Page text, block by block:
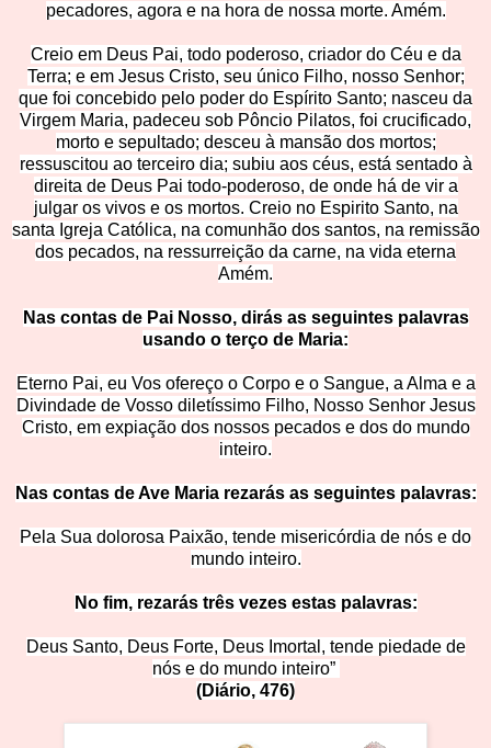
pecadores, agora e na hora de nossa morte. Amém.
Creio em Deus Pai, todo poderoso, criador do Céu e da
Terra; e em Jesus Cristo, seu único Filho, nosso Senhor;
que foi concebido pelo poder do Espírito Santo; nasceu da
Virgem Maria, padeceu sob Pôncio Pilatos, foi crucificado,
morto e sepultado; desceu à mansão dos mortos;
ressuscitou ao terceiro dia; subiu aos céus, está sentado à
direita de Deus Pai todo-poderoso, de onde há de vir a
julgar os vivos e os mortos. Creio no Espirito Santo, na
santa Igreja Católica, na comunhão dos santos, na remissão
dos pecados, na ressurreição da carne, na vida eterna
Amém.
Nas contas de Pai Nosso, dirás as seguintes palavras
usando o terço de Maria:
Eterno Pai, eu Vos ofereço o Corpo e o Sangue, a Alma e a
Divindade de Vosso diletíssimo Filho, Nosso Senhor Jesus
Cristo, em expiação dos nossos pecados e dos do mundo
inteiro.
Nas contas de Ave Maria rezarás as seguintes palavras:
Pela Sua dolorosa Paixão, tende misericórdia de nós e do
mundo inteiro.
No fim, rezarás três vezes estas palavras:
Deus Santo, Deus Forte, Deus Imortal, tende piedade de
nós e do mundo inteiro”
(Diário, 476)